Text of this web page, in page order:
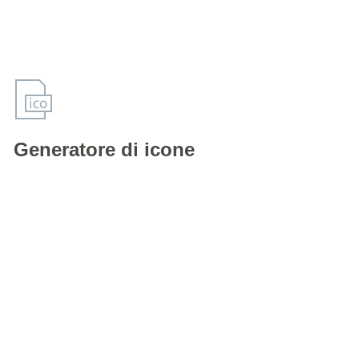
Generatore di icone